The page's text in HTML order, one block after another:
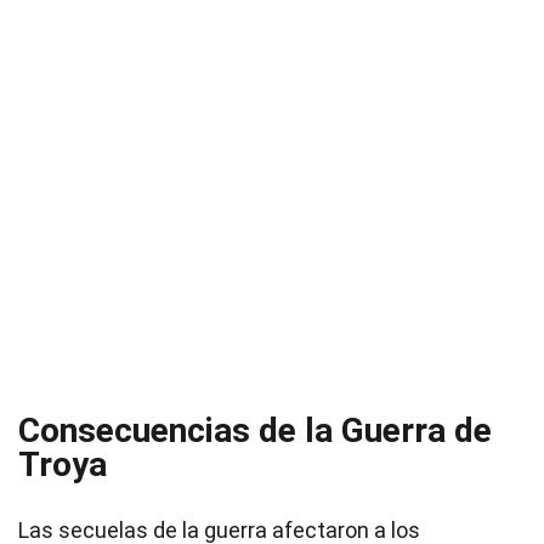
Consecuencias de la Guerra de
Troya
Las secuelas de la guerra afectaron a los